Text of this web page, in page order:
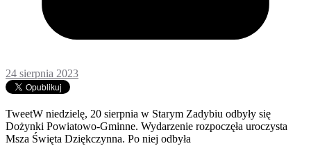
24 sierpnia 2023
TweetW niedzielę, 20 sierpnia w Starym Zadybiu odbyły się
Dożynki Powiatowo-Gminne. Wydarzenie rozpoczęła uroczysta
Msza Święta Dziękczynna. Po niej odbyła